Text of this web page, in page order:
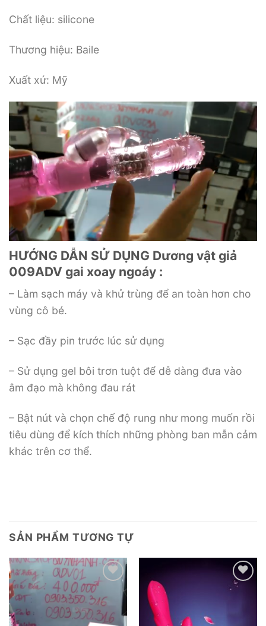
Chất liệu: silicone
Thương hiệu: Baile
Xuất xứ: Mỹ
HƯỚNG DẪN SỬ DỤNG Dương vật giả
009ADV gai xoay ngoáy :
– Làm sạch máy và khử trùng để an toàn hơn cho
vùng cô bé.
– Sạc đầy pin trước lúc sử dụng
– Sử dụng gel bôi trơn tuột để dễ dàng đưa vào
âm đạo mà không đau rát
– Bật nút và chọn chế độ rung như mong muốn rồi
tiêu dùng để kích thích những phòng ban mẫn cảm
khác trên cơ thể.
SẢN PHẨM TƯƠNG TỰ
Add to
wishlist